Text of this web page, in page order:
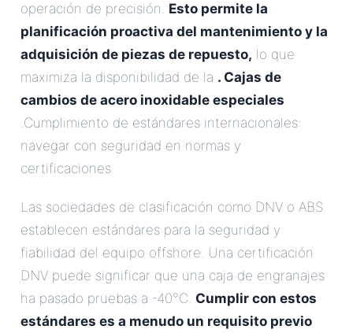
operación de precisión. Esto permite la
planificación proactiva del mantenimiento y la
adquisición de piezas de repuesto, lo que
maximiza la disponibilidad de la . Cajas de
cambios de acero inoxidable especiales
.Cumplimiento de estándares internacionales:
navegar con seguridad en normas y
certificaciones
Las sociedades de clasificación como DNV o ABS
establecen estándares para la seguridad y
fiabilidad del equipo offshore. Una certificación
DNV puede significar que una caja de engranajes
ha pasado pruebas a -40°C. Cumplir con estos
estándares es a menudo un requisito previo